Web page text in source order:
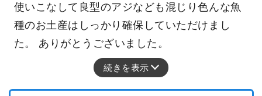
使いこなして良型のアジなども混じり色んな魚
種のお土産はしっかり確保していただけまし
た。 ありがとうございました。
続きを表示